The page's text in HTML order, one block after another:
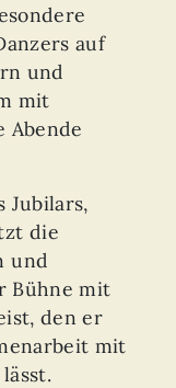
auf
und
mit
Abende
Jubilars,
die
und
Bühne mit
den er
mit